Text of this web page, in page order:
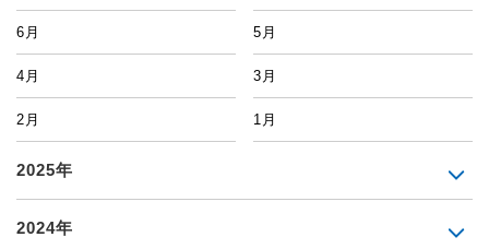
6月 5月
4月 3月
2月 1月
2025年
2024年